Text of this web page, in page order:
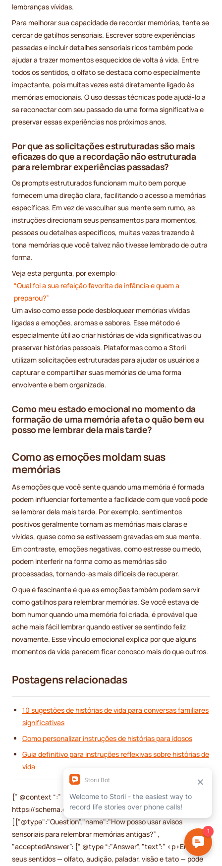
lembranças vívidas.
Para melhorar sua capacidade de recordar memórias, tente se
cercar de gatilhos sensoriais. Escrever sobre experiências
passadas e incluir detalhes sensoriais ricos também pode
ajudar a trazer momentos esquecidos de volta à vida. Entre
todos os sentidos, o olfato se destaca como especialmente
impactante, pois muitas vezes está diretamente ligado às
memórias emocionais. O uso dessas técnicas pode ajudá-lo a
se reconectar com seu passado de uma forma significativa e
preservar essas experiências nos próximos anos.
Por que as solicitações estruturadas são mais
eficazes do que a recordação não estruturada
para relembrar experiências passadas?
Os prompts estruturados funcionam muito bem porque
fornecem uma direção clara, facilitando o acesso a memórias
específicas. Em vez de vasculhar sua mente sem rumo, as
instruções direcionam seus pensamentos para momentos,
pessoas ou detalhes específicos, muitas vezes trazendo à
tona memórias que você talvez não tivesse lembrado de outra
forma.
Veja esta pergunta, por exemplo:
“Qual foi a sua refeição favorita de infância e quem a
preparou?”
Um aviso como esse pode desbloquear memórias vívidas
ligadas a emoções, aromas e sabores. Esse método é
especialmente útil ao criar histórias de vida significativas ou
preservar histórias pessoais. Plataformas como a Storii
utilizam solicitações estruturadas para ajudar os usuários a
capturar e compartilhar suas memórias de uma forma
envolvente e bem organizada.
Como meu estado emocional no momento da
formação de uma memória afeta o quão bem eu
posso me lembrar dela mais tarde?
Como as emoções moldam suas
memórias
As emoções que você sente quando uma memória é formada
podem influenciar fortemente a facilidade com que você pode
se lembrar dela mais tarde. Por exemplo, sentimentos
positivos geralmente tornam as memórias mais claras e
vívidas, quase como se estivessem gravadas em sua mente.
Em contraste, emoções negativas, como estresse ou medo,
podem interferir na forma como as memórias são
processadas, tornando-as mais difíceis de recuperar.
O que é fascinante é que as emoções também podem servir
como gatilhos para relembrar memórias. Se você estava de
bom humor quando uma memória foi criada, é provável que
ache mais fácil lembrar quando estiver se sentindo feliz
novamente. Esse vínculo emocional explica por que alguns
momentos da vida parecem ficar conosco mais do que outros.
Postagens relacionadas
10 sugestões de histórias de vida para conversas familiares
significativas
Como personalizar instruções de histórias para idosos
Guia definitivo para instruções reflexivas sobre histórias de
vida
{” @context “:”
https://schema.org","@type":"FAQPage","mainEntity":
[{"@type":"Question","name":"How posso usar avisos
sensoriais para relembrar memórias antigas?” ,
"acceptedAnswer”: {” @type “:"Answer”, "text”:” <p>Envolver
seus sentidos — olfato, audição, paladar, visão e tato — pode